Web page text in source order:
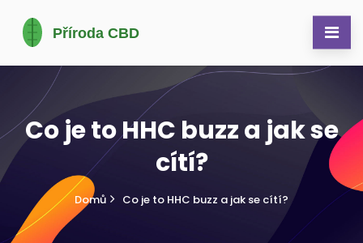
Co je to HHC buzz a jak se
cítí?
Domů Co je to HHC buzz a jak se cítí?